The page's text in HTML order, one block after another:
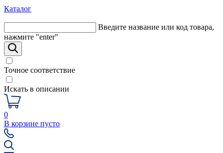
Каталог
Введите название или код товара,
нажмите "enter"
Точное соответствие
Искать в описании
0
В корзине пусто